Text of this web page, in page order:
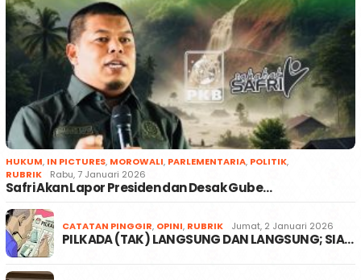
HUKUM, IN PICTURES, MOROWALI, PARLEMENTARIA, POLITIK,
RUBRIK
Rabu, 7 Januari 2026
Safri Akan Lapor Presiden dan Desak Gube…
CATATAN PINGGIR, OPINI, RUBRIK Jumat, 2 Januari 2026
PILKADA (TAK) LANGSUNG DAN LANGSUNG; SIA…